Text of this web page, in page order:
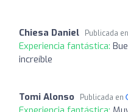
Chiesa Daniel Publicada en
Experiencia fantástica:
increíble
Tomi Alonso Publicada en